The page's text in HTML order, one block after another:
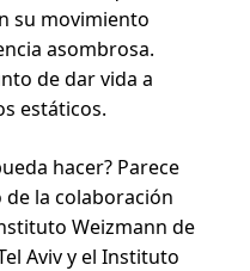
su movimiento
asombrosa.
de dar vida a
estáticos.
hacer? Parece
la colaboración
Weizmann de
Aviv y el Instituto